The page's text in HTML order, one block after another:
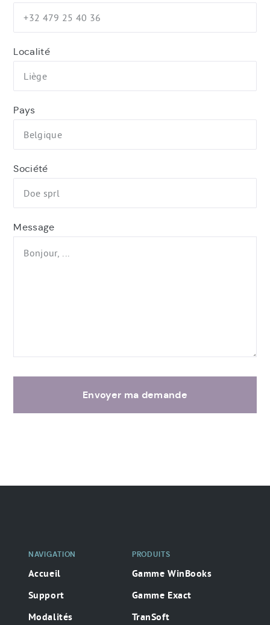
Localité
Pays
Société
Message
Envoyer ma demande
NAVIGATION
Accueil
Support
Modalités
PRODUITS
Gamme WinBooks
Gamme Exact
TranSoft